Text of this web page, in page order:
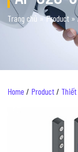
Trang chủ »Product »
Home / Product/